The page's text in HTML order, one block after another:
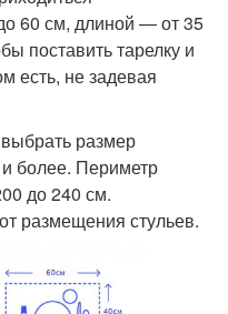
60 см, длиной — от 35
поставить тарелку и
есть, не задевая
размер
более. Периметр
до 240 см.
размещения стульев.